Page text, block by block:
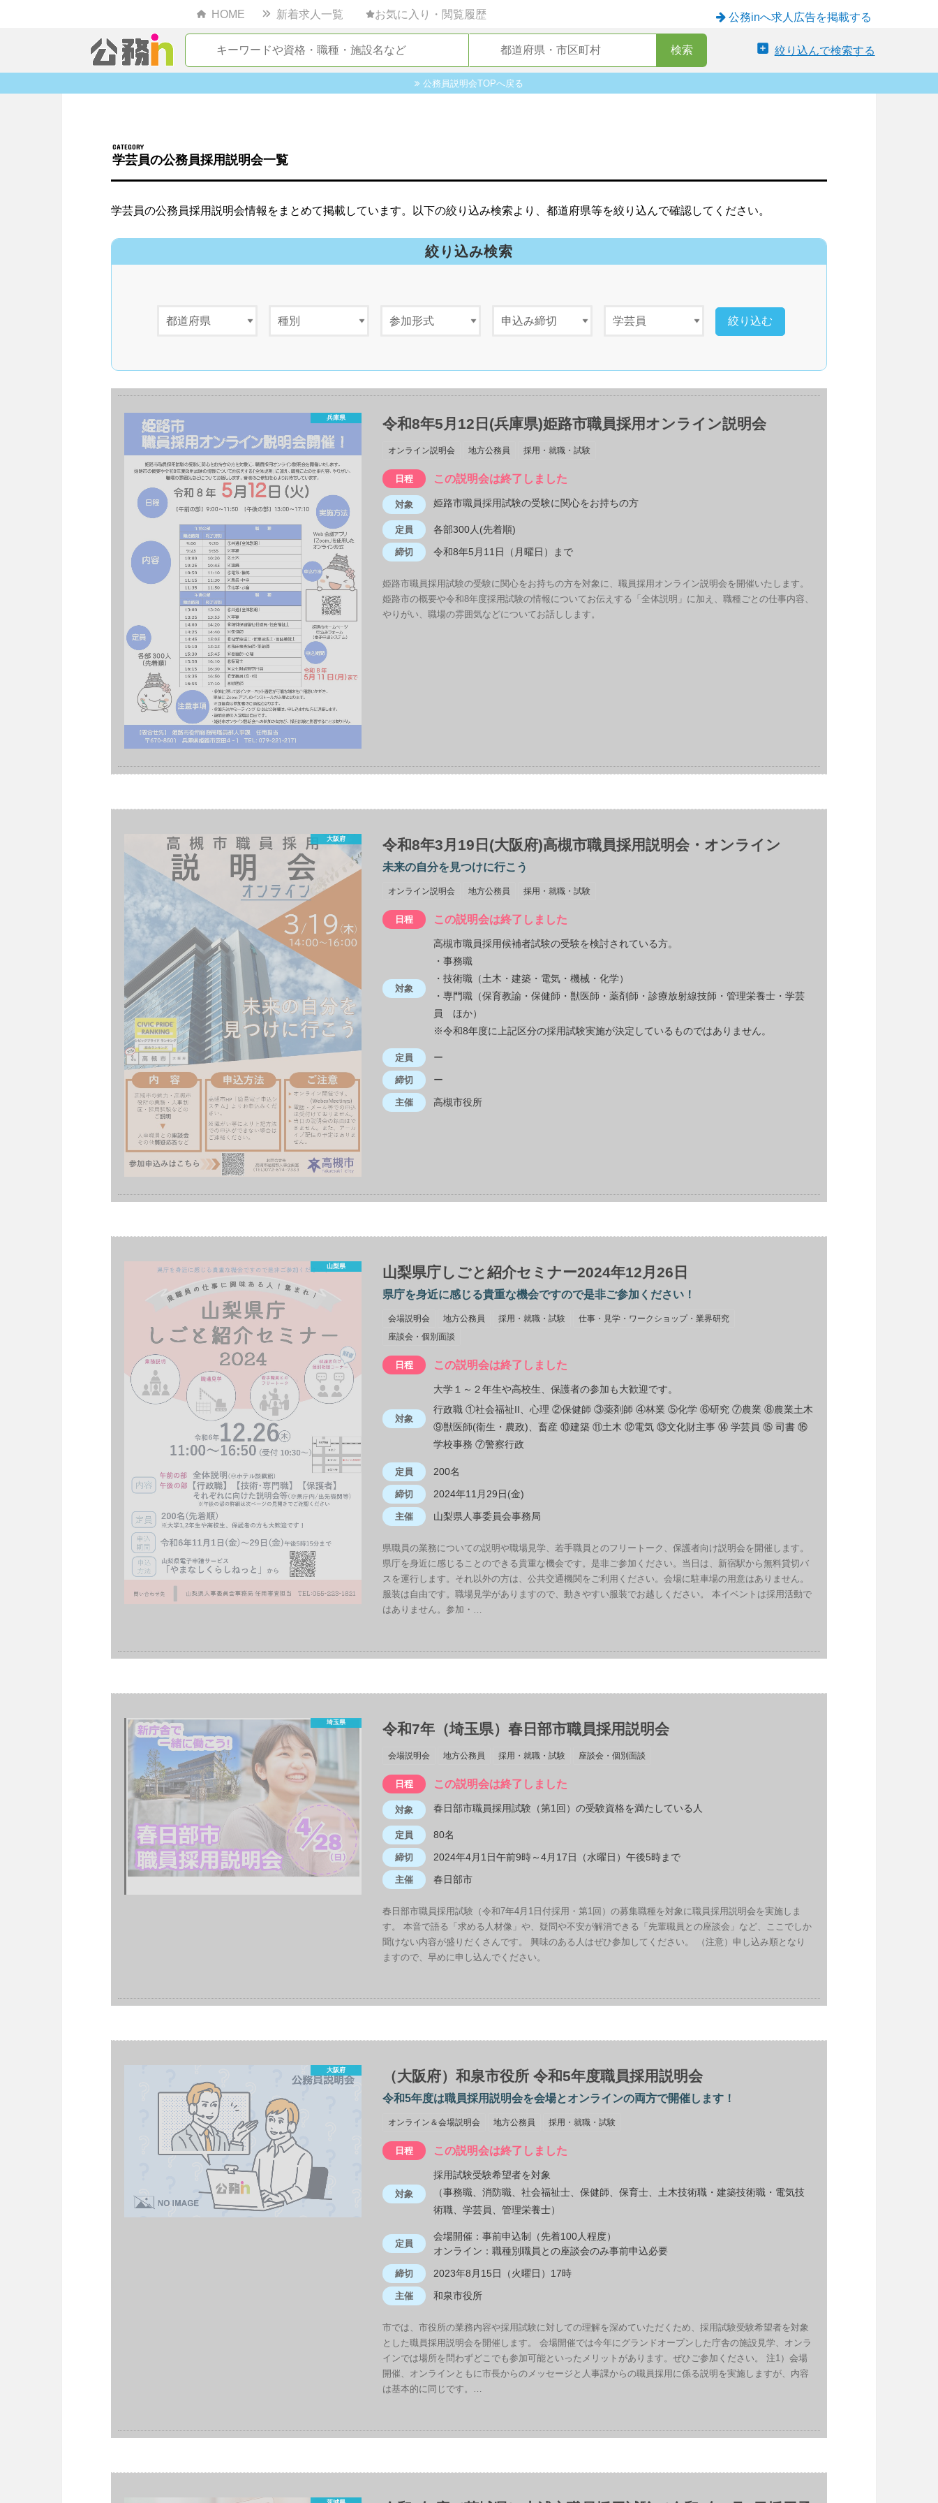
HOME 新着求人一覧 お気に入り・閲覧履歴 公務inへ求人広告を掲載する
絞り込んで検索する
公務員説明会TOPへ戻る
学芸員の公務員採用説明会一覧
学芸員の公務員採用説明会情報をまとめて掲載しています。以下の絞り込み検索より、都道府県等を絞り込んで確認してください。
絞り込み検索
兵庫県 令和8年5月12日(兵庫県)姫路市職員採用オンライン説明会
オンライン説明会 地方公務員 採用・就職・試験
日程 この説明会は終了しました
対象 姫路市職員採用試験の受験に関心をお持ちの方
定員 各部300人(先着順)
締切 令和8年5月11日（月曜日）まで
姫路市職員採用試験の受験に関心をお持ちの方を対象に、職員採用オンライン説明会を開催いたします。
姫路市の概要や令和8年度採用試験の情報についてお伝えする「全体説明」に加え、職種ごとの仕事内容、
やりがい、職場の雰囲気などについてお話しします。
大阪府 令和8年3月19日(大阪府)高槻市職員採用説明会・オンライン
未来の自分を見つけに行こう
オンライン説明会 地方公務員 採用・就職・試験
日程 この説明会は終了しました
対象
高槻市職員採用候補者試験の受験を検討されている方。
・事務職
・技術職（土木・建築・電気・機械・化学）
・専門職（保育教諭・保健師・獣医師・薬剤師・診療放射線技師・管理栄養士・学芸
員 ほか）
※令和8年度に上記区分の採用試験実施が決定しているものではありません。
定員 ー
締切 ー
主催 高槻市役所
山梨県 山梨県庁しごと紹介セミナー2024年12月26日
県庁を身近に感じる貴重な機会ですので是非ご参加ください！
会場説明会 地方公務員 採用・就職・試験
仕事・見学・ワークショップ・業界研究
座談会・個別面談
日程 この説明会は終了しました
対象
大学１～２年生や高校生、保護者の参加も大歓迎です。
行政職 ①社会福祉II、心理 ②保健師 ③薬剤師 ④林業 ⑤化学 ⑥研究 ⑦農業 ⑧農業土木
⑨獣医師(衛生・農政)、畜産 ⑩建築 ⑪土木 ⑫電気 ⑬文化財主事 ⑭ 学芸員 ⑮ 司書 ⑯
学校事務 ⑦警察行政
定員 200名
締切 2024年11月29日(金)
主催 山梨県人事委員会事務局
県職員の業務についての説明や職場見学、若手職員とのフリートーク、保護者向け説明会を開催します。
県庁を身近に感じることのできる貴重な機会です。是非ご参加ください。当日は、新宿駅から無料貸切バ
スを運行します。それ以外の方は、公共交通機関をご利用ください。会場に駐車場の用意はありません。
服装は自由です。職場見学がありますので、動きやすい服装でお越しください。 本イベントは採用活動で
はありません。参加・…
埼玉県 令和7年（埼玉県）春日部市職員採用説明会
会場説明会 地方公務員 採用・就職・試験 座談会・個別面談
日程 この説明会は終了しました
対象 春日部市職員採用試験（第1回）の受験資格を満たしている人
定員 80名
締切 2024年4月1日午前9時～4月17日（水曜日）午後5時まで
主催 春日部市
春日部市職員採用試験（令和7年4月1日付採用・第1回）の募集職種を対象に職員採用説明会を実施しま
す。 本音で語る「求める人材像」や、疑問や不安が解消できる「先輩職員との座談会」など、ここでしか
聞けない内容が盛りだくさんです。 興味のある人はぜひ参加してください。 （注意）申し込み順となり
ますので、早めに申し込んでください。
大阪府 （大阪府）和泉市役所 令和5年度職員採用説明会
令和5年度は職員採用説明会を会場とオンラインの両方で開催します！
オンライン＆会場説明会 地方公務員 採用・就職・試験
日程 この説明会は終了しました
対象
採用試験受験希望者を対象
（事務職、消防職、社会福祉士、保健師、保育士、土木技術職・建築技術職・電気技
術職、学芸員、管理栄養士）
定員
会場開催：事前申込制（先着100人程度）
オンライン：職種別職員との座談会のみ事前申込必要
締切 2023年8月15日（火曜日）17時
主催 和泉市役所
市では、市役所の業務内容や採用試験に対しての理解を深めていただくため、採用試験受験希望者を対象
とした職員採用説明会を開催します。 会場開催では今年にグランドオープンした庁舎の施設見学、オンラ
インでは場所を問わずどこでも参加可能といったメリットがあります。ぜひご参加ください。 注1）会場
開催、オンラインともに市長からのメッセージと人事課からの職員採用に係る説明を実施しますが、内容
は基本的に同じです。…